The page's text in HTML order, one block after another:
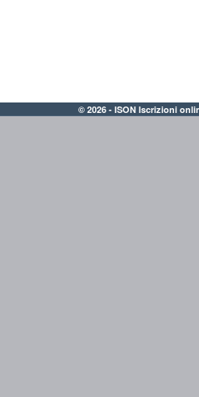
© 2026 - ISON Iscrizioni